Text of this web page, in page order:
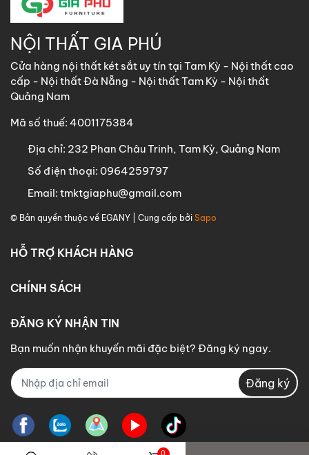
NỘI THẤT GIA PHÚ
Cửa hàng nội thất két sắt uy tín tại Tam Kỳ - Nội thất cao
cấp - Nội thất Đà Nẵng - Nội thất Tam Kỳ - Nội thất
Quảng Nam
Mã số thuế: 4001175384
Địa chỉ: 232 Phan Châu Trinh, Tam Kỳ, Quảng Nam
Số điện thoại: 0964259797
Email: tmktgiaphu@gmail.com
© Bản quyền thuộc về EGANY | Cung cấp bởi Sapo
HỖ TRỢ KHÁCH HÀNG
CHÍNH SÁCH
ĐĂNG KÝ NHẬN TIN
Bạn muốn nhận khuyến mãi đặc biệt? Đăng ký ngay.
Đăng ký